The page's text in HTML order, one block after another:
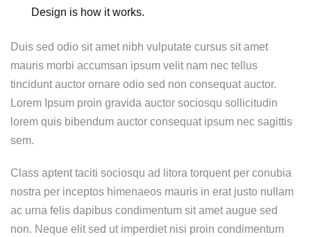
Design is how it works.
Duis sed odio sit amet nibh vulputate cursus sit amet
mauris morbi accumsan ipsum velit nam nec tellus
tincidunt auctor ornare odio sed non consequat auctor.
Lorem Ipsum proin gravida auctor sociosqu sollicitudin
lorem quis bibendum auctor consequat ipsum nec sagittis
sem.
Class aptent taciti sociosqu ad litora torquent per conubia
nostra per inceptos himenaeos mauris in erat justo nullam
ac urna felis dapibus condimentum sit amet augue sed
non. Neque elit sed ut imperdiet nisi proin condimentum